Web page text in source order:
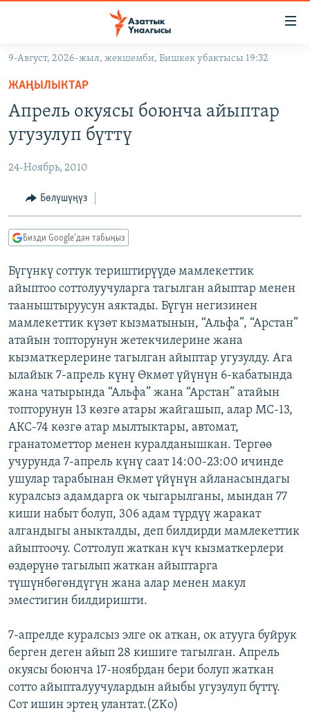
Навигацияга
өтүңүз
Издөөгө
салыңызКЫРГЫЗСТАН
ЭКОНОМИКА
МАДАНИЯТ
ДҮЙНӨ
БОРБОР АЗИЯ
УКРАИНА
АТАЙЫН ИЛИКТӨӨ
ТВ ПРОГРАММАЛАР
ЭКСПЕРТТЕР ТАЛДАЙТ
БИЗ ЖАНА ДҮЙНӨ
ЭЖЕ-СИҢДИЛЕР
ЫҢГАЙСЫЗ СУРООЛОР
ӨЗГӨЧӨ ПИКИР
Русский
ОНЛАЙН ШЕРИНЕ
ЭЕ/АРнун бардык сайттары
9-Август, 2026-жыл, жекшемби, Бишкек убактысы 19:32
ЖАҢЫЛЫКТАР
Апрель окуясы боюнча айыптар
угузулуп бүттү
24-Ноябрь, 2010
Бөлүшүңүз
Бизди Google'дан табыңыз
Бүгүнкү соттук териштирүүдө мамлекеттик
айыптоо соттолуучуларга тагылган айыптар менен
тааныштыруусун аяктады. Бүгүн негизинен
мамлекеттик күзөт кызматынын, “Альфа”, “Арстан”
атайын топторунун жетекчилерине жана
кызматкерлерине тагылган айыптар угузулду. Ага
ылайык 7-апрель күнү Өкмөт үйүнүн 6-кабатында
жана чатырында “Альфа” жана “Арстан” атайын
топторунун 13 көзгө атары жайгашып, алар МС-13,
АКС-74 көзгө атар мылтыктары, автомат,
гранатометтор менен куралданышкан. Тергөө
учурунда 7-апрель күнү саат 14:00-23:00 ичинде
ушулар тарабынан Өкмөт үйүнүн айланасындагы
куралсыз адамдарга ок чыгарылганы, мындан 77
киши набыт болуп, 306 адам түрдүү жаракат
алгандыгы аныкталды, деп билдирди мамлекеттик
айыптоочу. Соттолуп жаткан күч кызматкерлери
өздөрүнө тагылып жаткан айыптарга
түшүнбөгөндүгүн жана алар менен макул
эместигин билдиришти.
7-апрелде куралсыз элге ок аткан, ок атууга буйрук
берген деген айып 28 кишиге тагылган. Апрель
окуясы боюнча 17-ноябрдан бери болуп жаткан
сотто айыпталуучулардын айыбы угузулуп бүттү.
Сот ишин эртең улантат.(ZKo)